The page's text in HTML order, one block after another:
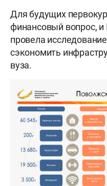
Для будущих
финансовый вопрос,
провела
сэкономить
вуза.